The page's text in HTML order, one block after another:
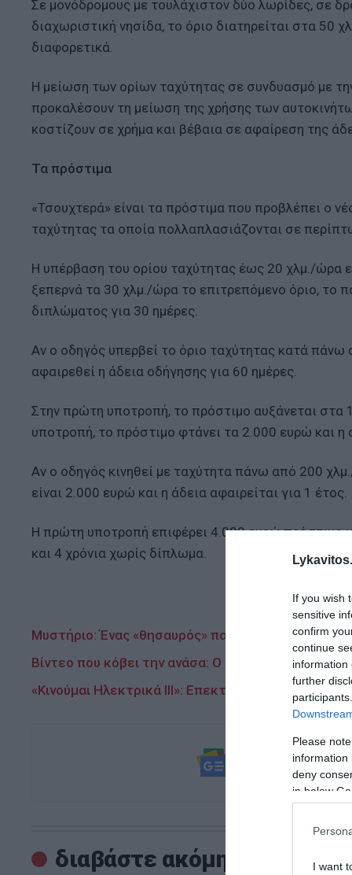
If you wish
sensitive
confirm
continue
information
further
Please
information
deny
in below
I want
Σε μονόδρομους με τουλάχιστον δύο λωρίδες, σε
διαχωριστική νησίδα, το όριο διατηρείται στα 50
διαφορετικά.
Η μείωση των ορίων ταχύτητας σε συνδυασμό με
προκαλέσουν τη μείωση της χρήσης των
κοστίζουν σε χρήμα και βέβαια σε αφαίρεση της
Τα πρόστιμα
«Τσουχτερά» είναι τα πρόστιμα που προβλέπει ο
ταχύτητας τα οποία πολλαπλασιάζονται σε
Η υπέρβαση του ορίου ταχύτητας έως 20 χλμ./ώρα
ξεπερνά τα 30 χλμ./ώρα το επιτρεπόμενο όριο, το
διπλώματος για 30 ημέρες.
Αν ο οδηγός υπερβεί το όριο ταχύτητας κατά
αφαιρεθεί η άδεια οδήγησης για 60 ημέρες.
Στην πρώτη υποτροπή, το πρόστιμο αυξάνεται στα
υποτροπή, το πρόστιμο φτάνει τα 2.000 ευρώ και η
Αν ο οδηγός κινηθεί με ταχύτητα πάνω από 200
είναι 2.000 ευρώ και η άδεια αφαιρείται για 1 έτος.
Η πρώτη υποτροπή επιφέρει 4.000 ευρώ πρόστιμο
και 4 χρόνια χωρίς δίπλωμα.
Μυστήριο: Ένας «θησαυρός» παρατημένος σε
Βίντεο που κόβει την ανάσα: Ο Φερστάπεν οδηγεί
«Κινούμαι Ηλεκτρικά ΙΙΙ»: Επεκτείνεται για τρεις
και μάθετε
διαβάστε ακόμη